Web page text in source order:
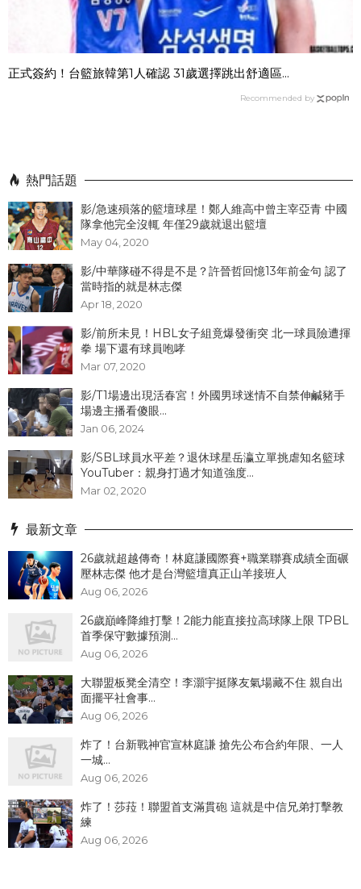
正式簽約！台籃旅韓第1人確認 31歲選擇跳出舒適區...
Recommended by
熱門話題
影/急速殞落的籃壇球星！鄭人維高中曾主宰亞青 中國
隊拿他完全沒輒 年僅29歲就退出籃壇
May 04, 2020
影/中華隊碰不得是不是？許晉哲回憶13年前金句 認了
當時指的就是林志傑
Apr 18, 2020
影/前所未見！HBL女子組竟爆發衝突 北一球員險遭揮
拳 場下還有球員咆哮
Mar 07, 2020
影/T1場邊出現活春宮！外國男球迷情不自禁伸鹹豬手
場邊主播看傻眼...
Jan 06, 2024
影/SBL球員水平差？退休球星岳瀛立單挑虐知名籃球
YouTuber：親身打過才知道強度...
Mar 02, 2020
最新文章
26歲就超越傳奇！林庭謙國際賽+職業聯賽成績全面碾
壓林志傑 他才是台灣籃壇真正山羊接班人
Aug 06, 2026
26歲巔峰降維打擊！2能力能直接拉高球隊上限 TPBL
首季保守數據預測...
Aug 06, 2026
大聯盟板凳全清空！李灝宇挺隊友氣場藏不住 親自出
面擺平社會事...
Aug 06, 2026
炸了！台新戰神官宣林庭謙 搶先公布合約年限、一人
一城...
Aug 06, 2026
炸了！​莎菈！聯盟首支滿貫砲 這就是中信兄弟打擊教
練
Aug 06, 2026